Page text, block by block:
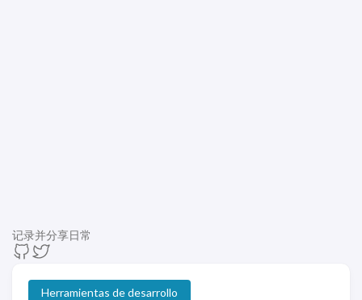
记录并分享日常
Herramientas de desarrollo